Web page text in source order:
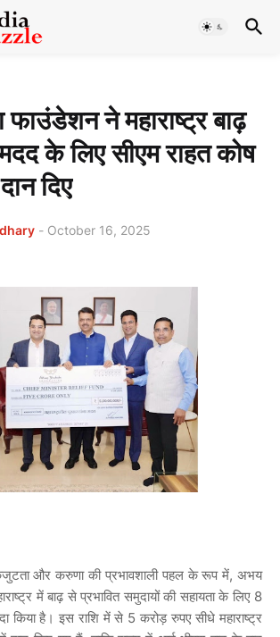
ने महाराष्ट्र बाढ़
के लिए सीएम राहत कोष
दिए
- October 16, 2025
और करुणा की प्रभावशाली पहल के रूप में,अभय
में बाढ़ से प्रभावित समुदायों की सहायता के लिए8
किया है। इस राशि में से 5 करोड़ रुपए सीधे महाराष्ट्र